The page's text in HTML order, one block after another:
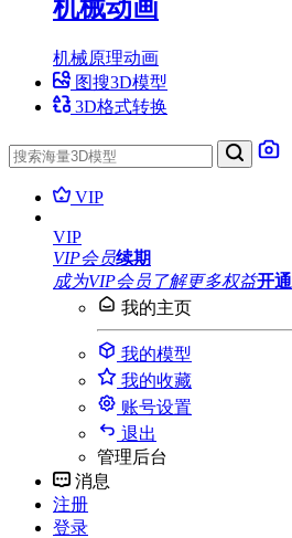
机械动画
机械原理动画
图搜3D模型
3D格式转换
VIP
VIP
VIP会员续期
成为VIP会员 了解更多权益开通
我的主页
我的模型
我的收藏
账号设置
退出
管理后台
消息
注册
登录